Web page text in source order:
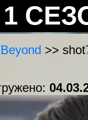
1
>>